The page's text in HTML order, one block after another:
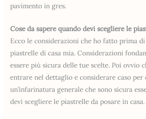
pavimento in gres.
Cose da sapere quando devi scegliere le
Ecco le considerazioni che ho fatto prima
piastrelle di casa mia. Considerazioni
essere più sicura delle tue scelte. Poi ovvio
entrare nel dettaglio e considerare caso per
un’infarinatura generale che sono sicura
devi scegliere le piastrelle da posare in casa.